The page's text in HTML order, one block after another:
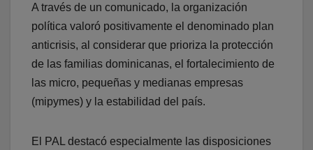
A través de un comunicado, la organización
política valoró positivamente el denominado plan
anticrisis, al considerar que prioriza la protección
de las familias dominicanas, el fortalecimiento de
las micro, pequeñas y medianas empresas
(mipymes) y la estabilidad del país.
El PAL destacó especialmente las disposiciones